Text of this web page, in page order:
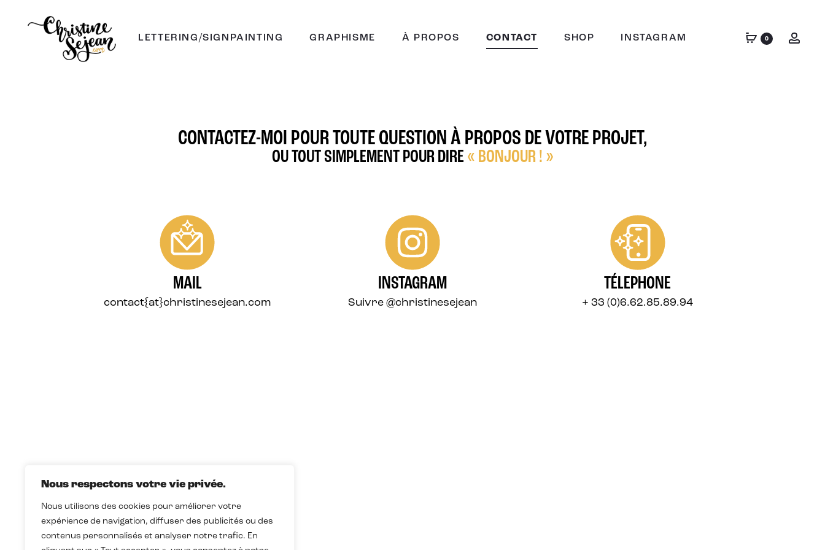
Nous respectons votre vie privée.
Nous utilisons des cookies pour améliorer votre
expérience de navigation, diffuser des publicités ou des
contenus personnalisés et analyser notre trafic. En
LETTERING/SIGNPAINTING GRAPHISME À PROPOS CONTACT SHOP INSTAGRAM 0
CONTACTEZ-MOI POUR TOUTE QUESTION À PROPOS DE VOTRE PROJET,
OU TOUT SIMPLEMENT POUR DIRE « BONJOUR ! »
MAIL
contact{at}christinesejean.com
INSTAGRAM
Suivre @christinesejean
TÉLEPHONE
+ 33 (0)6.62.85.89.94